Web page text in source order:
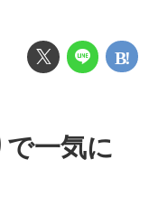
一気に